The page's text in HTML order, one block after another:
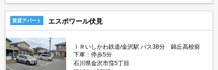
賃貸アパート エスポワール伏見
ＩＲいしかわ鉄道/金沢駅 バス38分 錦丘高校前
下車：停歩5分
石川県金沢市窪5丁目